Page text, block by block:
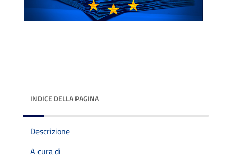
INDICE DELLA PAGINA
Descrizione
A cura di